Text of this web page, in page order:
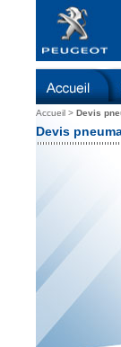
Accueil > Devis
Devis